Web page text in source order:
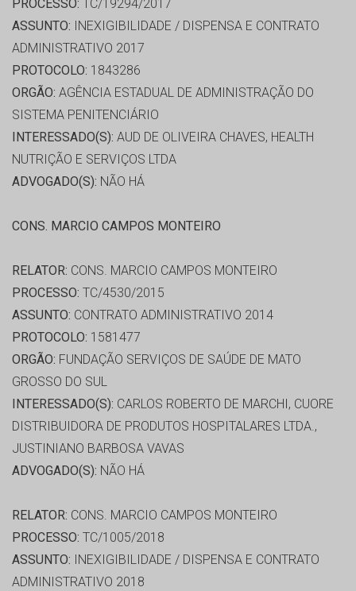
PROCESSO: TC/19294/2017
ASSUNTO: INEXIGIBILIDADE / DISPENSA E CONTRATO
ADMINISTRATIVO 2017
PROTOCOLO: 1843286
ORGÃO: AGÊNCIA ESTADUAL DE ADMINISTRAÇÃO DO
SISTEMA PENITENCIÁRIO
INTERESSADO(S): AUD DE OLIVEIRA CHAVES, HEALTH
NUTRIÇÃO E SERVIÇOS LTDA
ADVOGADO(S): NÃO HÁ
CONS. MARCIO CAMPOS MONTEIRO
RELATOR: CONS. MARCIO CAMPOS MONTEIRO
PROCESSO: TC/4530/2015
ASSUNTO: CONTRATO ADMINISTRATIVO 2014
PROTOCOLO: 1581477
ORGÃO: FUNDAÇÃO SERVIÇOS DE SAÚDE DE MATO
GROSSO DO SUL
INTERESSADO(S): CARLOS ROBERTO DE MARCHI, CUORE
DISTRIBUIDORA DE PRODUTOS HOSPITALARES LTDA.,
JUSTINIANO BARBOSA VAVAS
ADVOGADO(S): NÃO HÁ
RELATOR: CONS. MARCIO CAMPOS MONTEIRO
PROCESSO: TC/1005/2018
ASSUNTO: INEXIGIBILIDADE / DISPENSA E CONTRATO
ADMINISTRATIVO 2018